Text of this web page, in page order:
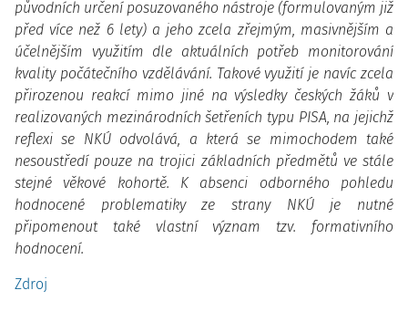
původních určení posuzovaného nástroje (formulovaným již
před více než 6 lety) a jeho zcela zřejmým, masivnějším a
účelnějším využitím dle aktuálních potřeb monitorování
kvality počátečního vzdělávání. Takové využití je navíc zcela
přirozenou reakcí mimo jiné na výsledky českých žáků v
realizovaných mezinárodních šetřeních typu PISA, na jejichž
reflexi se NKÚ odvolává, a která se mimochodem také
nesoustředí pouze na trojici základních předmětů ve stále
stejné věkové kohortě. K absenci odborného pohledu
hodnocené problematiky ze strany NKÚ je nutné
připomenout také vlastní význam tzv. formativního
hodnocení.
Zdroj